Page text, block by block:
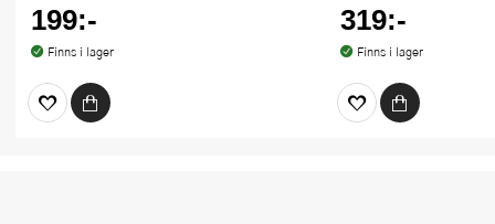
199:-
Finns i lager
319:-
Finns i lager